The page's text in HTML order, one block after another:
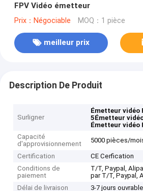
FPV Vidéo émetteur
Prix：Négociable MOQ：1 pièce
meilleur prix
Description De Produit
Surligner
Émetteur vidéo
5Émetteur
Émetteur vidéo
Capacité
d'approvisionnement
5000 pièces/
Certification
CE Cerfication
Conditions de
paiement
T/T, Paypal,
par T/T, Paypal,
Délai de livraison
3-7 jours